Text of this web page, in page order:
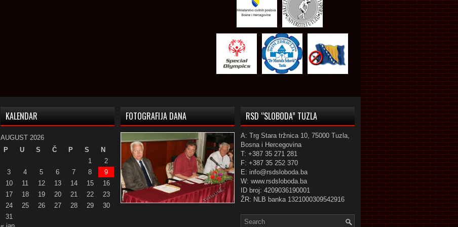
KALENDAR
AUGUST 2026
P
U S Č P S
N
1
2
3
4 5 6 7 8
9
10
11 12 13 14 15
16
17
18 19 20 21 22
23
24
25 26 27 28 29
30
31
FOTOGRAFIJA DANA RSD “SLOBODA” TUZLA
A: Trg Stara tržnica 10, 75000 Tuzla,
Bosna i Hercegovina
T: +387 35 271 281
F: +387 35 252 370
E: info@rsdsloboda.ba
W: www.rsdsloboda.ba
ID broj: 4209036190001
ŽR: NLB banka 1321000309542916